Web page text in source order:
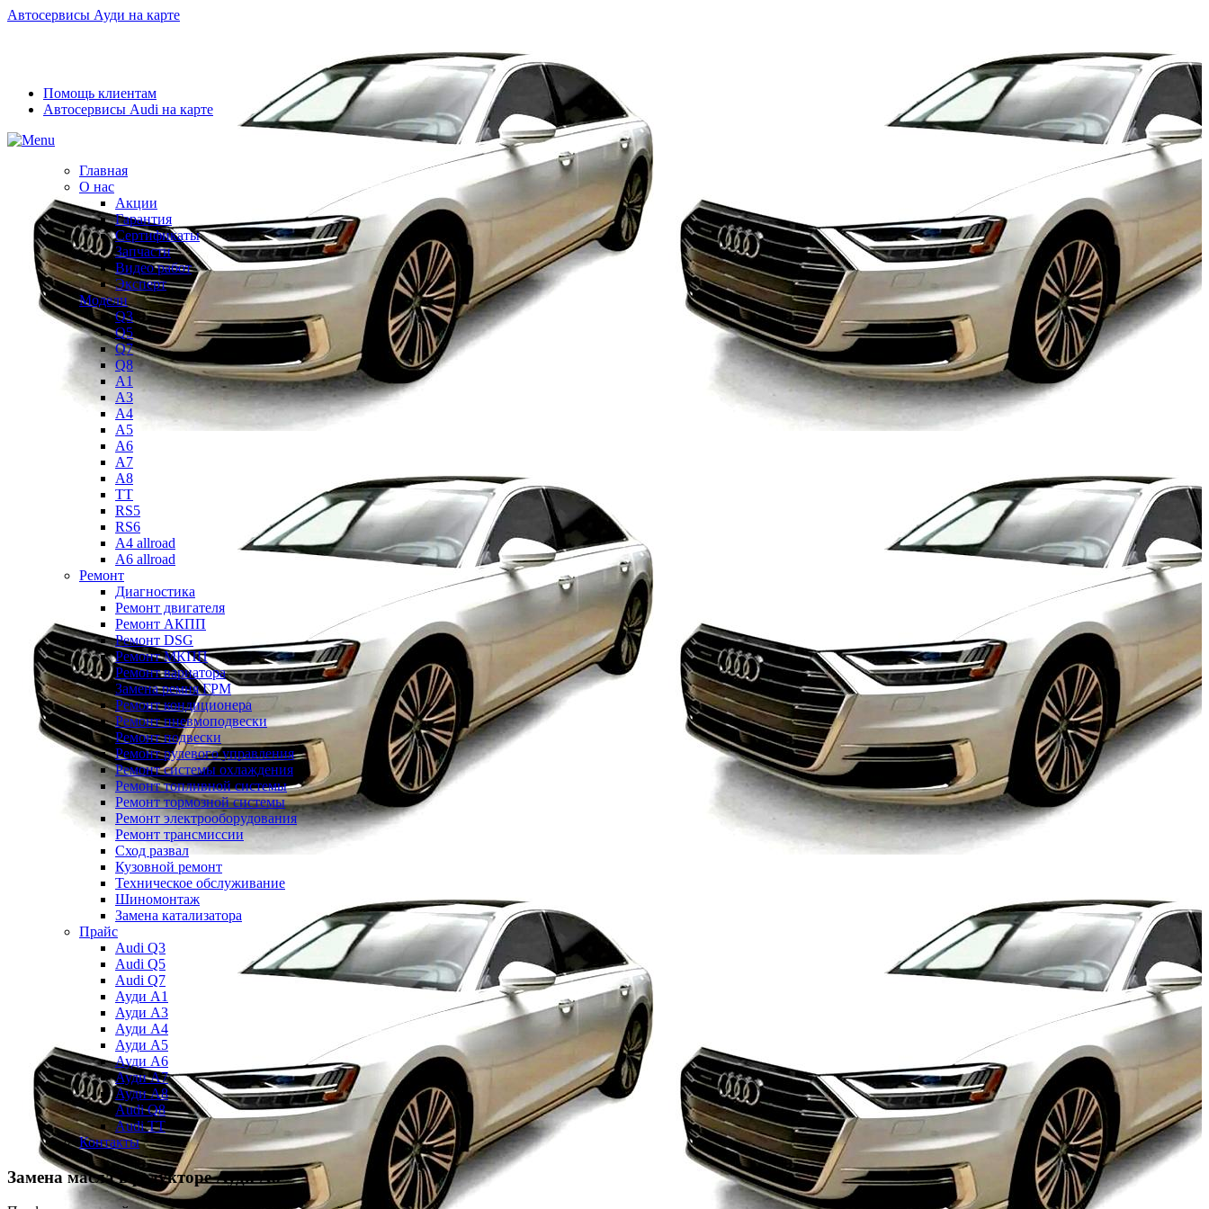
Автосервисы Ауди на карте
Помощь клиентам
Автосервисы Audi на карте
Главная
О нас
Акции
Гарантия
Сертификаты
Запчасти
Видео работ
Эксперт
Модели
Q3
Q5
Q7
Q8
A1
A3
A4
A5
A6
A7
A8
TT
RS5
RS6
A4 allroad
A6 allroad
Ремонт
Диагностика
Ремонт двигателя
Ремонт АКПП
Ремонт DSG
Ремонт МКПП
Ремонт вариатора
Замена ремня ГРМ
Ремонт кондиционера
Ремонт пневмоподвески
Ремонт подвески
Ремонт рулевого управления
Ремонт системы охлаждения
Ремонт топливной системы
Ремонт тормозной системы
Ремонт электрооборудования
Ремонт трансмиссии
Сход развал
Кузовной ремонт
Техническое обслуживание
Шиномонтаж
Замена катализатора
Прайс
Audi Q3
Audi Q5
Audi Q7
Ауди А1
Ауди А3
Ауди А4
Ауди A5
Ауди А6
Ауди А7
Ауди A8
Audi Q8
Audi TT
Контакты
Замена масла в редуктореАуди А8